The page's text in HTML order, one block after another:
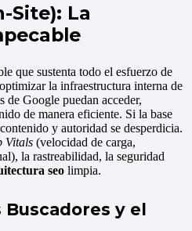
Site): La
que sustenta todo el esfuerzo de
la infraestructura interna de
de Google puedan acceder,
de manera eficiente. Si la base
y autoridad se desperdicia.
Vitals (velocidad de carga,
la rastreabilidad, la seguridad
seo limpia.
y el